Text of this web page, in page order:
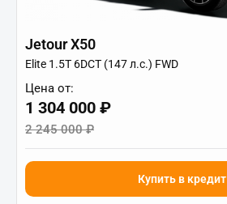
Jetour X50
Elite 1.5T 6DCT (147 л.с.) FWD
Цена от:
1 304 000 ₽
2 245 000 ₽
Купить в кредит